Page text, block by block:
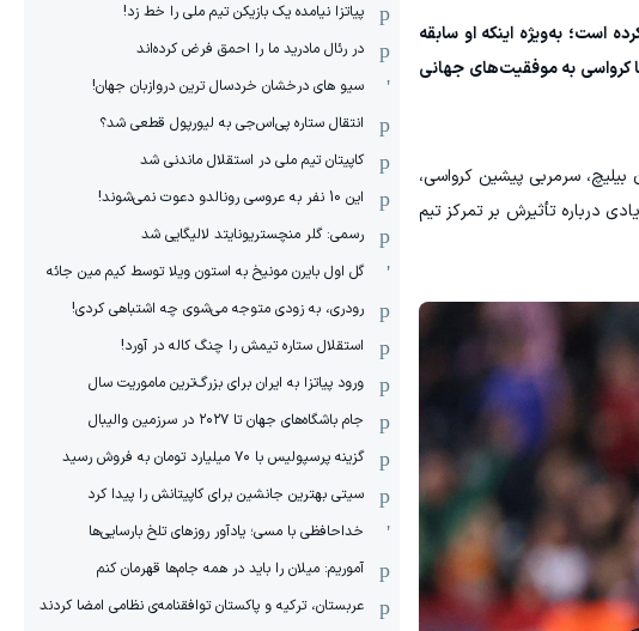
است؛ به‌ویژه اینکه او سابقه
کرواسی به موفقیت‌های جهانی
زمانی که اسلاون بیلیچ، سرمربی پیشین کرواسی،
درباره تأثیرش بر تمرکز تیم
پیاتزا نیامده یک بازیکن تیم ملی را خط زد!
در رئال مادرید ما را احمق فرض کرده‌اند
سیو های درخشان خردسال ترین دروازبان جهان!
انتقال ستاره پی‌اس‌جی به لیورپول قطعی شد؟
کاپیتان تیم ملی در استقلال ماندنی شد
این 10 نفر به عروسی رونالدو دعوت نمی‌شوند!
رسمی: گلر منچستریونایتد لالیگایی شد
گل اول بایرن مونیخ به استون ویلا توسط کیم مین جائه
رودری، به زودی متوجه می‌شوی چه اشتباهی کردی!
استقلال ستاره تیمش را چنگ کاله در آورد!
ورود پیاتزا به ایران برای بزرگ‌ترین ماموریت سال
جام باشگاه‌های جهان تا ۲۰۲۷ در سرزمین والیبال
گزینه پرسپولیس با ۷۰ میلیارد تومان به فروش رسید
سیتی بهترین جانشین برای کاپیتانش را پیدا کرد
خداحافظی با مسی؛ یادآور روزهای تلخ بارسایی‌ها
آموریم: میلان را باید در همه جام‌ها قهرمان کنم
عربستان، ترکیه و پاکستان توافقنامه‌ی نظامی امضا کردند